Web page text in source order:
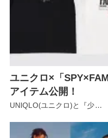
ユニクロ×「
アイテム公開！
UNIQLO(ユニクロ)と『少…